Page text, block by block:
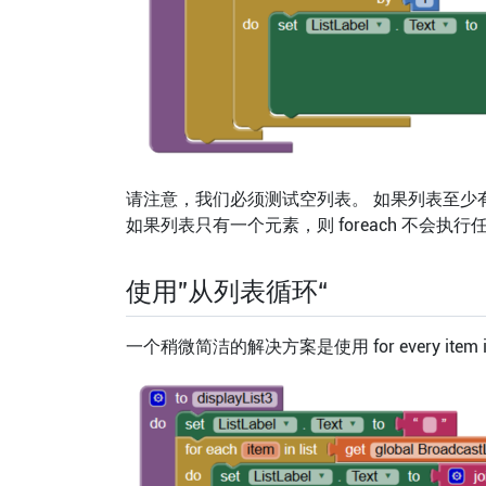
请注意，我们必须测试空列表。 如果列表至
如果列表只有一个元素，则 foreach 不会执行
使用”从列表循环“
一个稍微简洁的解决方案是使用 for every item